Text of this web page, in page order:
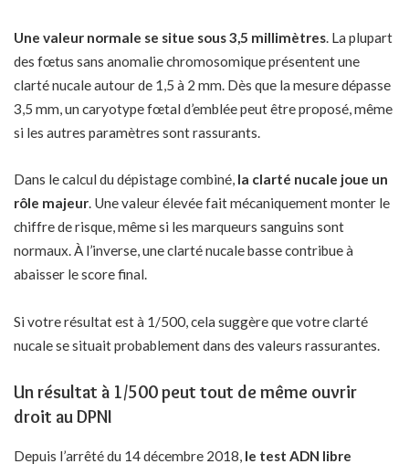
Une valeur normale se situe sous 3,5 millimètres. La plupart
des fœtus sans anomalie chromosomique présentent une
clarté nucale autour de 1,5 à 2 mm. Dès que la mesure dépasse
3,5 mm, un caryotype fœtal d’emblée peut être proposé, même
si les autres paramètres sont rassurants.
Dans le calcul du dépistage combiné, la clarté nucale joue un
rôle majeur. Une valeur élevée fait mécaniquement monter le
chiffre de risque, même si les marqueurs sanguins sont
normaux. À l’inverse, une clarté nucale basse contribue à
abaisser le score final.
Si votre résultat est à 1/500, cela suggère que votre clarté
nucale se situait probablement dans des valeurs rassurantes.
Un résultat à 1/500 peut tout de même ouvrir
droit au DPNI
Depuis l’arrêté du 14 décembre 2018, le test ADN libre